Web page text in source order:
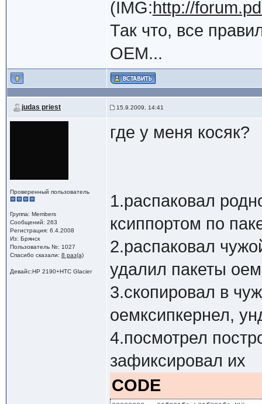
(IMG:http://
Так что, все
OEM...
judas priest 15.9.2009, 14:41
Проверенный пользователь
Группа: Members
Сообщений: 263
Регистрация: 6.4.2008
Из: Брянск
Пользователь №: 1027
Спасибо сказали: 8 раз(а)
Девайс:HP 2190+HTC Glacier
где у меня косяк?
1.распаковал
ксиппортом по
2.распаковал
удалил пакеты
3.скопировал в
оемксипкернел,
4.посмотрел
зафиксировал их
CODE